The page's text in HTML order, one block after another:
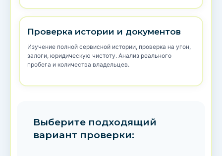
Проверка истории и документов
Изучение полной сервисной истории, проверка на угон,
залоги, юридическую чистоту. Анализ реального
пробега и количества владельцев.
Выберите подходящий
вариант проверки: